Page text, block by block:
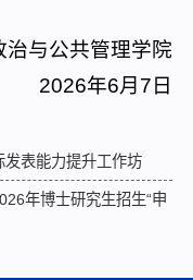
治与公共管理学院
2026年6月7日
表能力提升工作坊
年博士研究生招生“申